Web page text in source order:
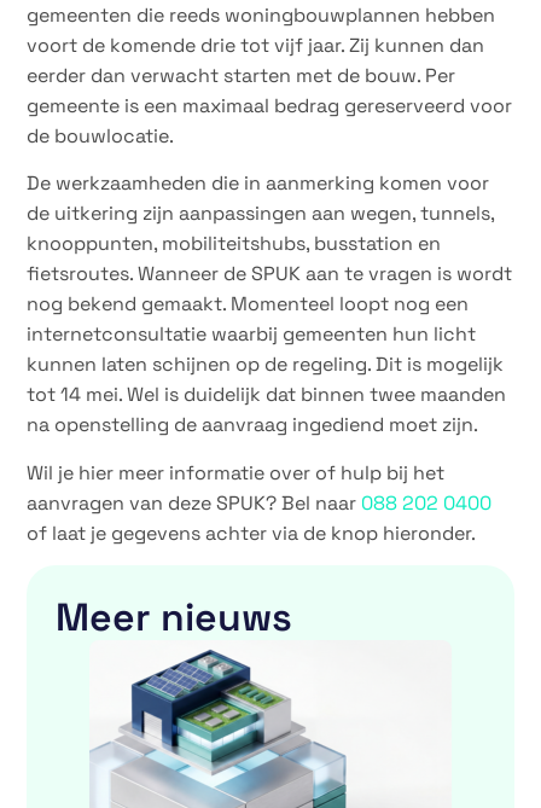
gemeenten die reeds woningbouwplannen hebben
voort de komende drie tot vijf jaar. Zij kunnen dan
eerder dan verwacht starten met de bouw. Per
gemeente is een maximaal bedrag gereserveerd voor
de bouwlocatie.
De werkzaamheden die in aanmerking komen voor
de uitkering zijn aanpassingen aan wegen, tunnels,
knooppunten, mobiliteitshubs, busstation en
fietsroutes. Wanneer de SPUK aan te vragen is wordt
nog bekend gemaakt. Momenteel loopt nog een
internetconsultatie waarbij gemeenten hun licht
kunnen laten schijnen op de regeling. Dit is mogelijk
tot 14 mei. Wel is duidelijk dat binnen twee maanden
na openstelling de aanvraag ingediend moet zijn.
Wil je hier meer informatie over of hulp bij het
aanvragen van deze SPUK? Bel naar 088 202 0400
of laat je gegevens achter via de knop hieronder.
Meer nieuws